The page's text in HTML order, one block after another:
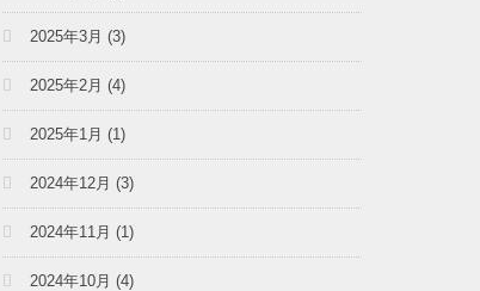
2025年3月 (3)
2025年2月 (4)
2025年1月 (1)
2024年12月 (3)
2024年11月 (1)
2024年10月 (4)